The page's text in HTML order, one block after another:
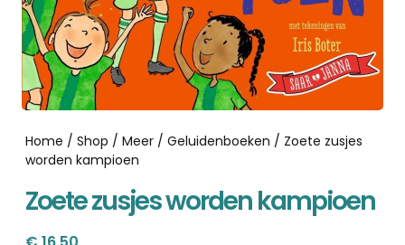
Home / Shop / Meer / Geluidenboeken / Zoete zusjes
worden kampioen
Zoete zusjes worden kampioen